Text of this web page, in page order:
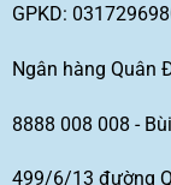
GPKD:
Ngân hàng Quân
8888 008 008 -
499/6/13 đường